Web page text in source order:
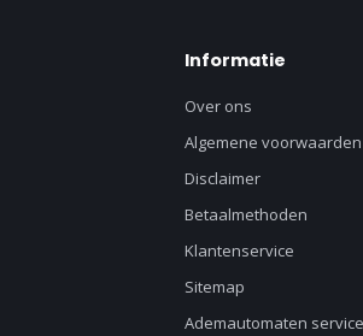
Informatie
Over ons
Algemene voorwaarden
Disclaimer
Betaalmethoden
Klantenservice
Sitemap
Ademautomaten service